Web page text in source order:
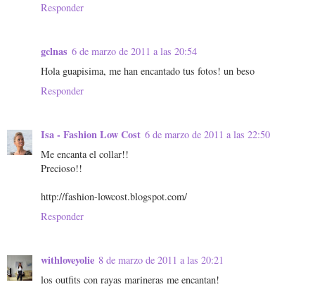
Responder
gclnas 6 de marzo de 2011 a las 20:54
Hola guapisima, me han encantado tus fotos! un beso
Responder
Isa - Fashion Low Cost 6 de marzo de 2011 a las 22:50
Me encanta el collar!!
Precioso!!
http://fashion-lowcost.blogspot.com/
Responder
withloveyolie 8 de marzo de 2011 a las 20:21
los outfits con rayas marineras me encantan!